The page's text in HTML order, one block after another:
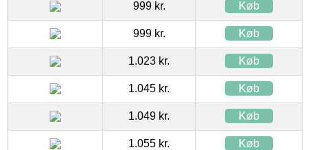
999 kr. Køb
999 kr. Køb
1.023 kr. Køb
1.045 kr. Køb
1.049 kr. Køb
1.055 kr. Køb